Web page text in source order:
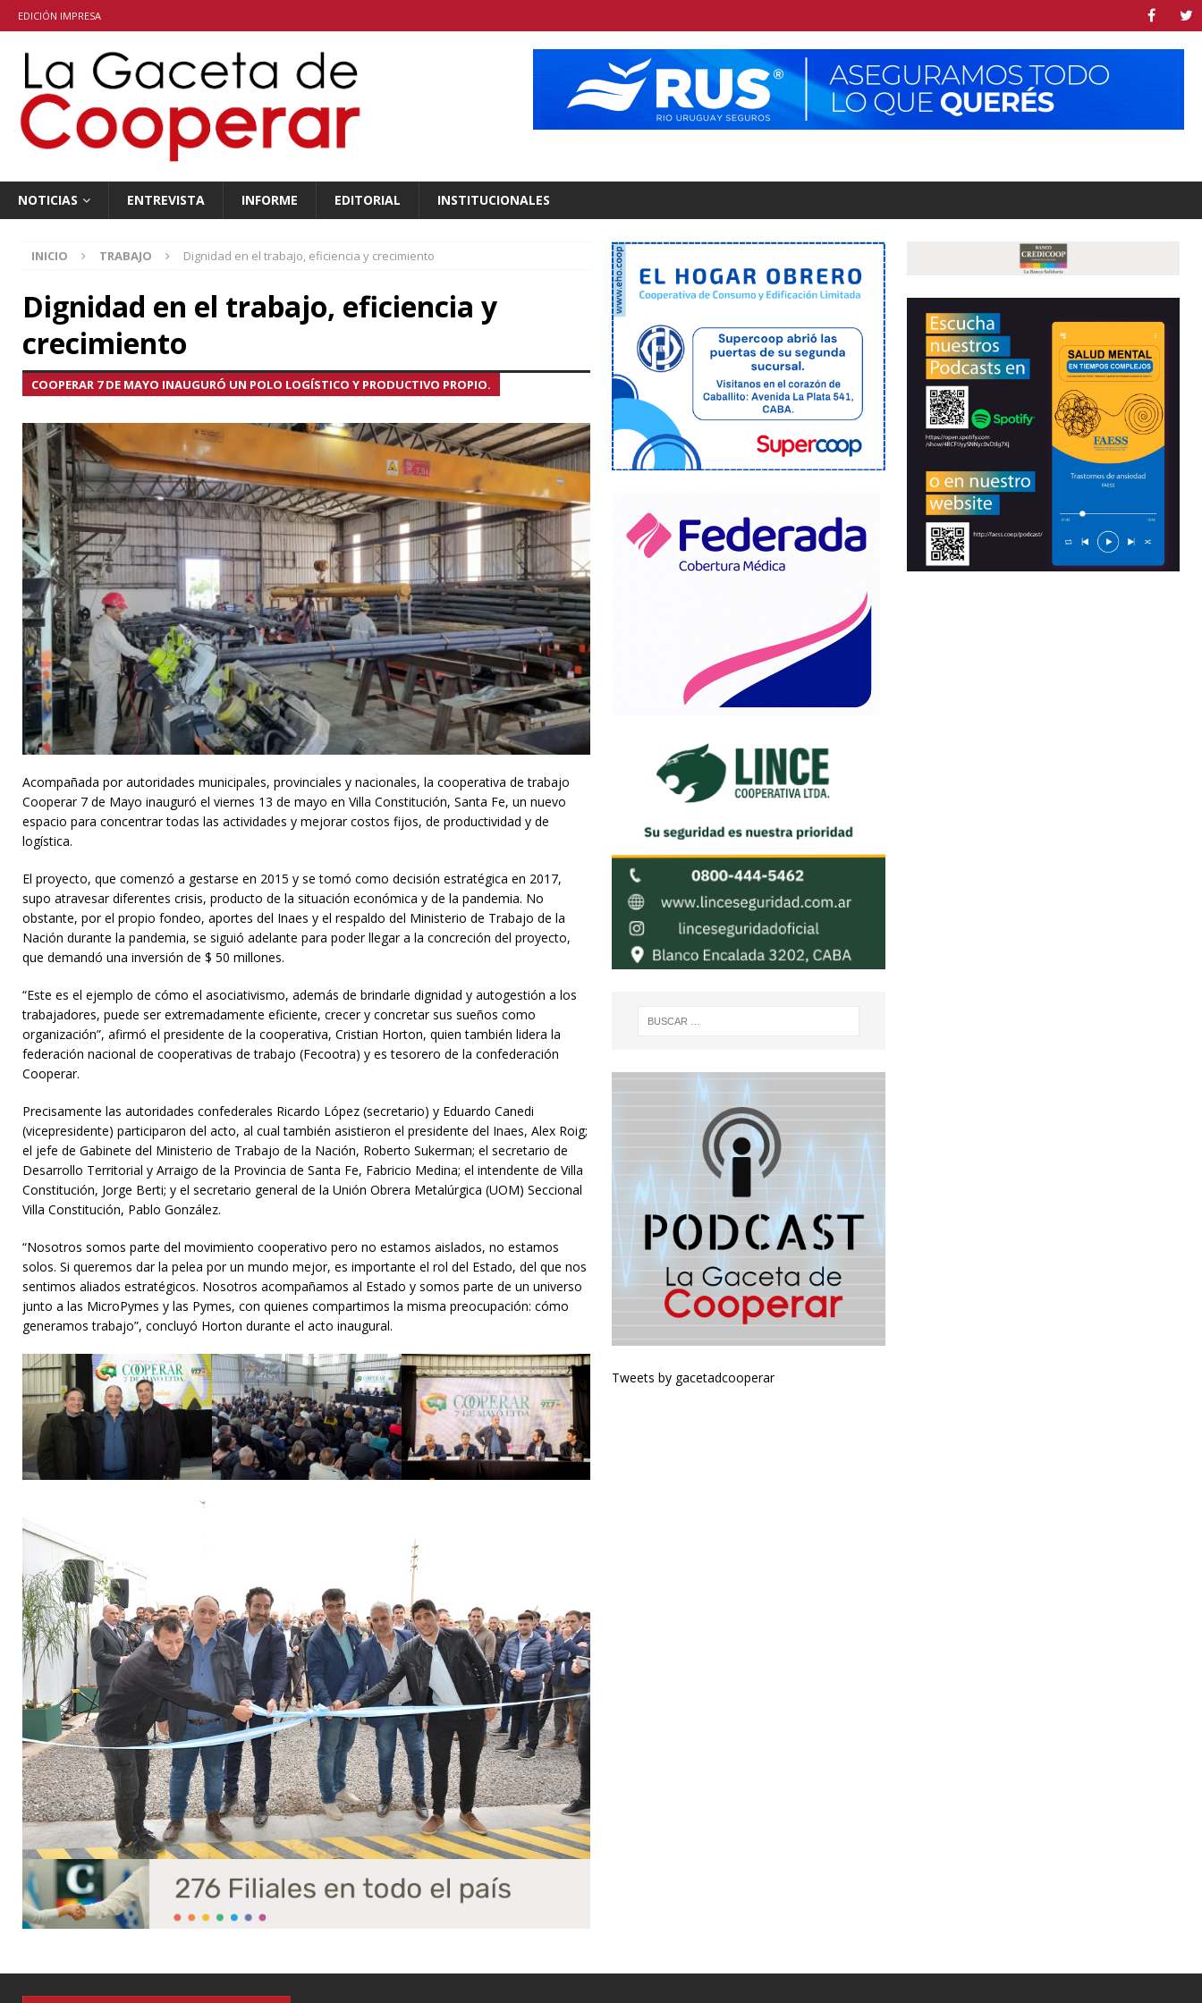
EDICIÓN IMPRESA
NOTICIAS ENTREVISTA INFORME EDITORIAL INSTITUCIONALES
INICIO TRABAJO Dignidad en el trabajo, eficiencia y crecimiento
Dignidad en el trabajo, eficiencia y
crecimiento
COOPERAR 7 DE MAYO INAUGURÓ UN POLO LOGÍSTICO Y PRODUCTIVO PROPIO.
Acompañada por autoridades municipales, provinciales y nacionales, la cooperativa de trabajo
Cooperar 7 de Mayo inauguró el viernes 13 de mayo en Villa Constitución, Santa Fe, un nuevo
espacio para concentrar todas las actividades y mejorar costos fijos, de productividad y de
logística.
El proyecto, que comenzó a gestarse en 2015 y se tomó como decisión estratégica en 2017,
supo atravesar diferentes crisis, producto de la situación económica y de la pandemia. No
obstante, por el propio fondeo, aportes del Inaes y el respaldo del Ministerio de Trabajo de la
Nación durante la pandemia, se siguió adelante para poder llegar a la concreción del proyecto,
que demandó una inversión de $ 50 millones.
“Este es el ejemplo de cómo el asociativismo, además de brindarle dignidad y autogestión a los
trabajadores, puede ser extremadamente eficiente, crecer y concretar sus sueños como
organización”, afirmó el presidente de la cooperativa, Cristian Horton, quien también lidera la
federación nacional de cooperativas de trabajo (Fecootra) y es tesorero de la confederación
Cooperar.
Precisamente las autoridades confederales Ricardo López (secretario) y Eduardo Canedi
(vicepresidente) participaron del acto, al cual también asistieron el presidente del Inaes, Alex Roig;
el jefe de Gabinete del Ministerio de Trabajo de la Nación, Roberto Sukerman; el secretario de
Desarrollo Territorial y Arraigo de la Provincia de Santa Fe, Fabricio Medina; el intendente de Villa
Constitución, Jorge Berti; y el secretario general de la Unión Obrera Metalúrgica (UOM) Seccional
Villa Constitución, Pablo González.
“Nosotros somos parte del movimiento cooperativo pero no estamos aislados, no estamos
solos. Si queremos dar la pelea por un mundo mejor, es importante el rol del Estado, del que nos
sentimos aliados estratégicos. Nosotros acompañamos al Estado y somos parte de un universo
junto a las MicroPymes y las Pymes, con quienes compartimos la misma preocupación: cómo
generamos trabajo”, concluyó Horton durante el acto inaugural.
Tweets by gacetadcooperar